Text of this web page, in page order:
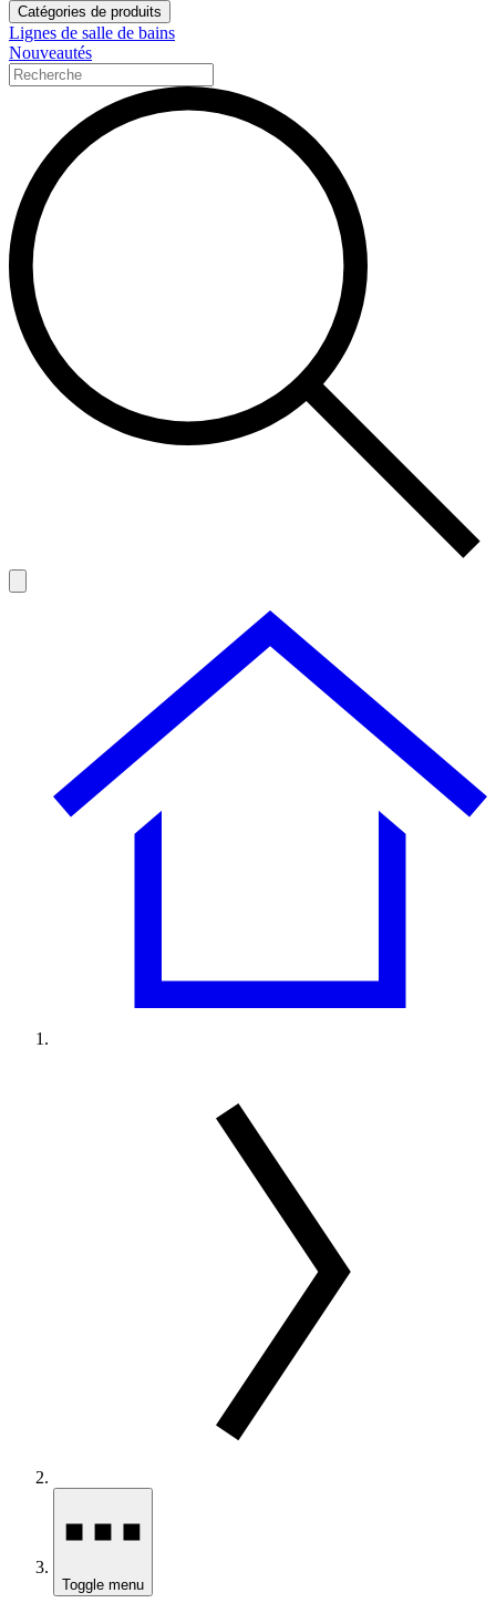
Catégories de produits
Lignes de salle de bains
Nouveautés
Toggle menu